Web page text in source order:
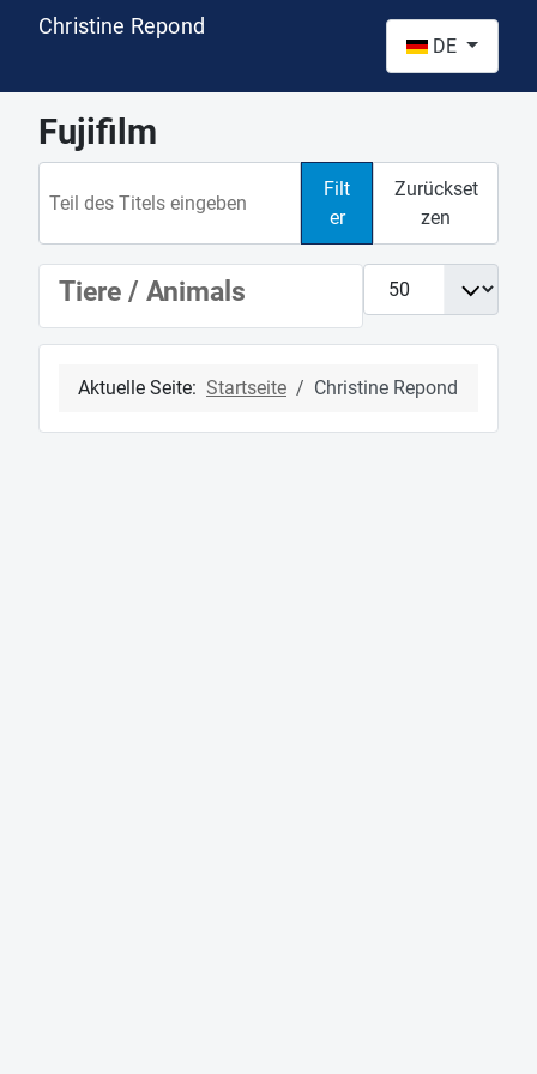
Christine Repond
DE
Fujifilm
Filt
er
Zurückset
zen
Anzeige #
Tiere / Animals
Aktuelle Seite: Startseite Christine Repond